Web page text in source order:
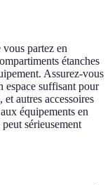
partez en
étanches
Assurez-vous
espace suffisant pour
autres accessoires
équipements en
sérieusement